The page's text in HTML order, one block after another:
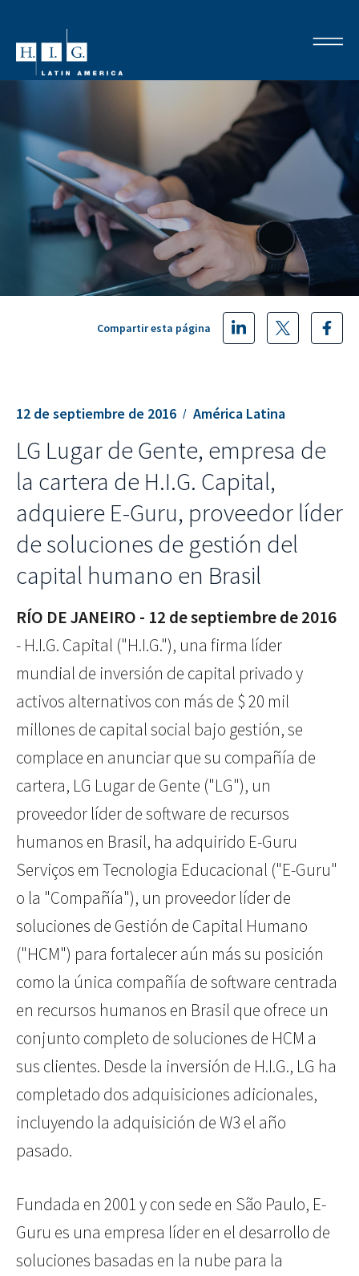
12 de septiembre de 2016 América Latina
Compartir esta página
LG Lugar de Gente, empresa de
la cartera de H.I.G. Capital,
adquiere E-Guru, proveedor líder
de soluciones de gestión del
capital humano en Brasil
RÍO DE JANEIRO - 12 de septiembre de 2016
- H.I.G. Capital ("H.I.G."), una firma líder
mundial de inversión de capital privado y
activos alternativos con más de $ 20 mil
millones de capital social bajo gestión, se
complace en anunciar que su compañía de
cartera, LG Lugar de Gente ("LG"), un
proveedor líder de software de recursos
humanos en Brasil, ha adquirido E-Guru
Serviços em Tecnologia Educacional ("E-Guru"
o la "Compañía"), un proveedor líder de
soluciones de Gestión de Capital Humano
("HCM") para fortalecer aún más su posición
como la única compañía de software centrada
en recursos humanos en Brasil que ofrece un
conjunto completo de soluciones de HCM a
sus clientes. Desde la inversión de H.I.G., LG ha
completado dos adquisiciones adicionales,
incluyendo la adquisición de W3 el año
pasado.
Fundada en 2001 y con sede en São Paulo, E-
Guru es una empresa líder en el desarrollo de
soluciones basadas en la nube para la